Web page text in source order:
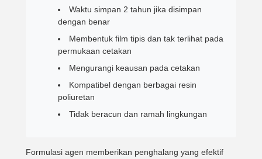
Waktu simpan 2 tahun jika disimpan
dengan benar
Membentuk film tipis dan tak terlihat pada
permukaan cetakan
Mengurangi keausan pada cetakan
Kompatibel dengan berbagai resin
poliuretan
Tidak beracun dan ramah lingkungan
Formulasi agen memberikan penghalang yang efektif